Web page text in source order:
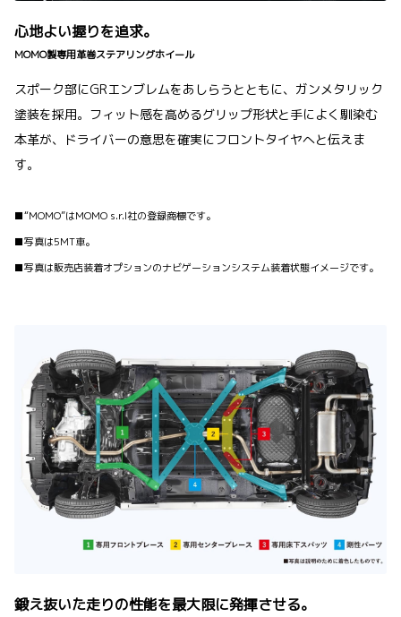
心地よい握りを追求。
MOMO製専用革巻ステアリングホイール
スポーク部にGRエンブレムをあしらうとともに、ガンメタリック
塗装を採用。フィット感を高めるグリップ形状と手によく馴染む
本革が、ドライバーの意思を確実にフロントタイヤへと伝えま
す。
■“MOMO”はMOMO s.r.l社の登録商標です。
■写真は5MT車。
■写真は販売店装着オプションのナビゲーションシステム装着状態イメージです。
鍛え抜いた走りの性能を最大限に発揮させる。